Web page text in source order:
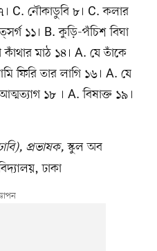
C. নৌকাডুবি ৮। C. কলার
১১। B. কুড়ি-পঁচিশ বিঘা
মাঠ ১৪। A. যে তাঁকে
ফিরি তার লাগি ১৬। A. যে
১৮ । A. বিষাক্ত ১৯।
প্রভাষক, স্কুল অব
ঢাকা